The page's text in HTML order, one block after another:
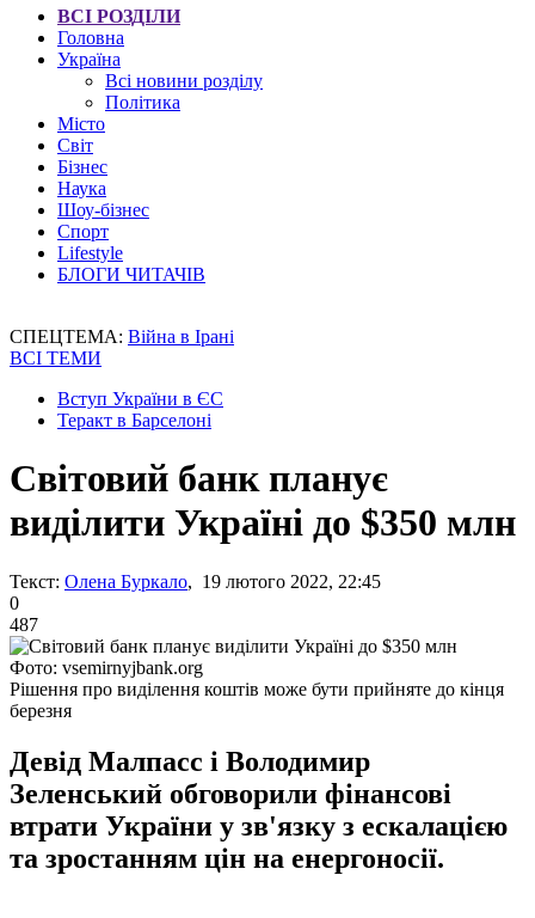
ВСІ РОЗДІЛИ
Головна
Україна
Всі новини розділу
Політика
Місто
Світ
Бізнес
Наука
Шоу-бізнес
Спорт
Lifestyle
БЛОГИ ЧИТАЧІВ
СПЕЦТЕМА: Війна в Ірані
ВСІ ТЕМИ
Вступ України в ЄС
Теракт в Барселоні
Світовий банк планує
виділити Україні до $350 млн
Текст: Олена Буркало, 19 лютого 2022, 22:45
0
487
Фото: vsemirnyjbank.org
Рішення про виділення коштів може бути прийняте до кінця
березня
Девід Малпасс і Володимир
Зеленський обговорили фінансові
втрати України у зв'язку з ескалацією
та зростанням цін на енергоносії.